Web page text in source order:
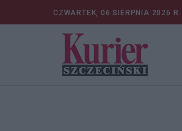
CZWARTEK, 06 SIERPNIA 2026 R.